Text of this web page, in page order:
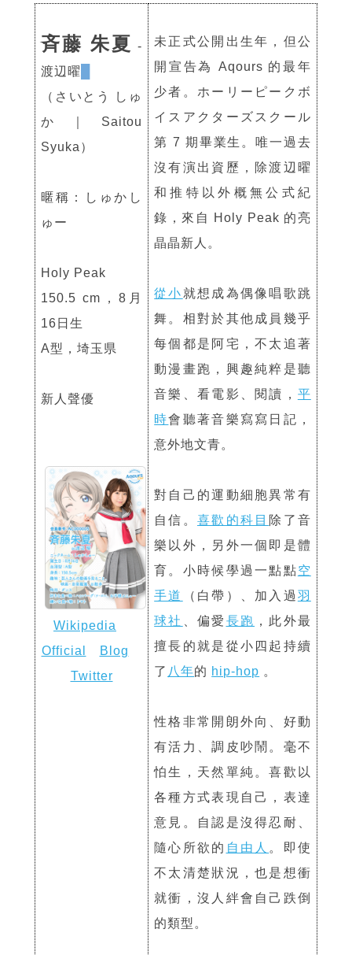
斉藤 朱夏 -
渡辺曜
（さいとう しゅ
か｜Saitou
Syuka）
暱稱：しゅかし
ゅー
Holy Peak
150.5 cm，8月
16日生
A型，埼玉県
新人聲優
Wikipedia
Official
Blog
Twitter
未正式公開出生年，但公
開宣告為 Aqours 的最年
少者。ホーリーピークボ
イスアクターズスクール
第 7 期畢業生。唯一過去
沒有演出資歷，除渡辺曜
和推特以外概無公式紀
錄，來自 Holy Peak 的亮
晶晶新人。
從小 就想成為偶像唱歌跳
舞。相對於其他成員幾乎
每個都是阿宅，不太追著
動漫畫跑，興趣純粹是聽
音樂、看電影、閱讀， 平
時會聽著音樂寫寫日記，
意外地文青。
對自己的運動細胞異常有
自信。 喜歡的科目 除了音
樂以外，另外一個即是體
育。小時候學過一點點空
手道
（白帶）、加入過 羽
球社
、偏愛 長跑 ，此外最
擅長的就是從小四起持續
了 八年的 hip-hop 。
性格非常開朗外向、好動
有活力、調皮吵鬧。毫不
怕生，天然單純。喜歡以
各種方式表現自己，表達
意見。自認是沒得忍耐、
隨心所欲的 自由人 。即使
不太清楚狀況，也是想衝
就衝，沒人絆會自己跌倒
的類型。